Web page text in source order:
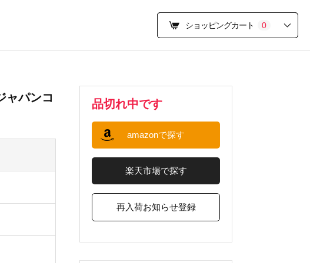
ショッピングカート 0
品切れ中です
amazonで探す
楽天市場で探す
再入荷お知らせ登録
ャパンコ